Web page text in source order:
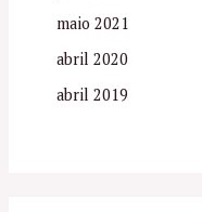
maio 2021
abril 2020
abril 2019